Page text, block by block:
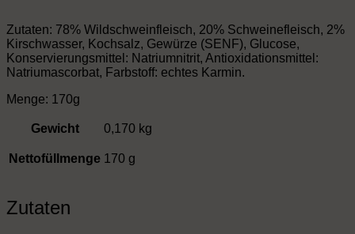
Zutaten: 78% Wildschweinfleisch, 20% Schweinefleisch, 2%
Kirschwasser, Kochsalz, Gewürze (SENF), Glucose,
Konservierungsmittel: Natriumnitrit, Antioxidationsmittel:
Natriumascorbat, Farbstoff: echtes Karmin.
Menge: 170g
Gewicht 0,170 kg
Nettofüllmenge 170 g
Zutaten